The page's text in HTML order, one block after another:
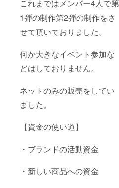
これまではメンバー4人で第
1弾の制作第2弾の制作をさ
せて頂いておりました。
何か大きなイベント参加な
どはしておりません。
ネットのみの販売をしてい
ました。
【資金の使い道】
・ブランドの活動資金
・新しい商品への資金